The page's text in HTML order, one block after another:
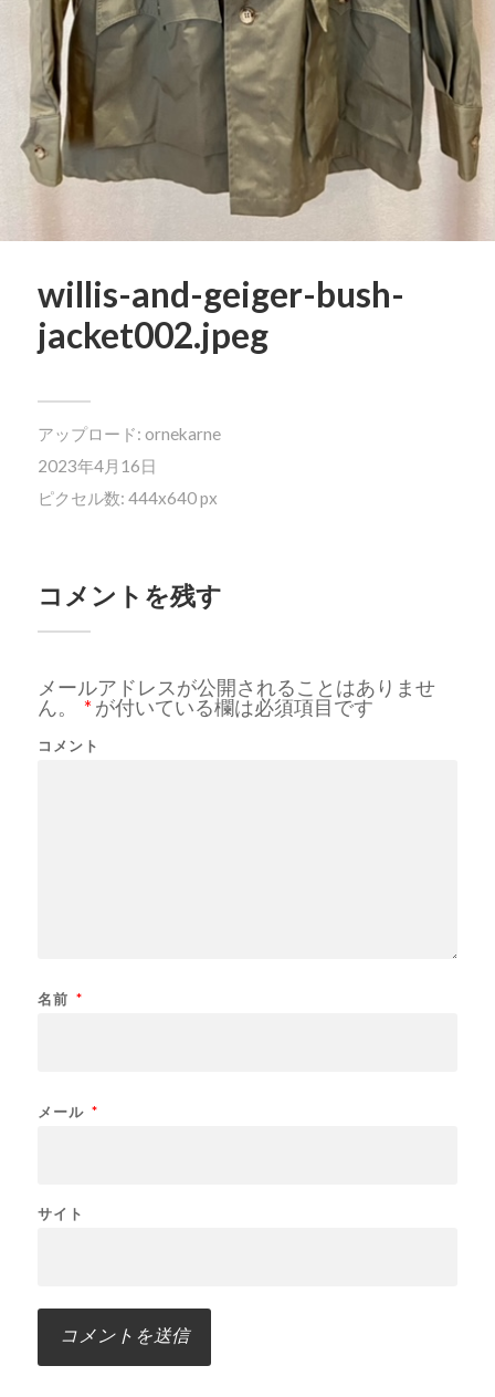
willis-and-geiger-bush-
jacket002.jpeg
アップロード: ornekarne
2023年4月16日
ピクセル数: 444x640 px
コメントを残す
メールアドレスが公開されることはありませ
ん。
* が付いている欄は必須項目です
コメント
名前 *
メール *
サイト